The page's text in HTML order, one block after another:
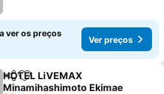
ver os preços
Ver preços
PartilharAdicionar aos favoritos
HOTEL LiVEMAX
Minamihashimoto Ekimae